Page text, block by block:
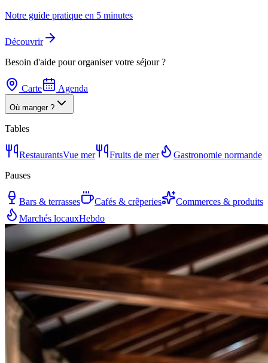
Notre guide pratique en 5 minutes
Découvrir
Besoin d'aide pour organiser votre séjour ?
Carte Agenda
Où manger ?
Tables
RestaurantsVue mer Fruits de mer
Gastronomie normande
Pauses
Bars & terrasses Cafés & crêperies
Commerces & produits
Marchés locauxHebdo